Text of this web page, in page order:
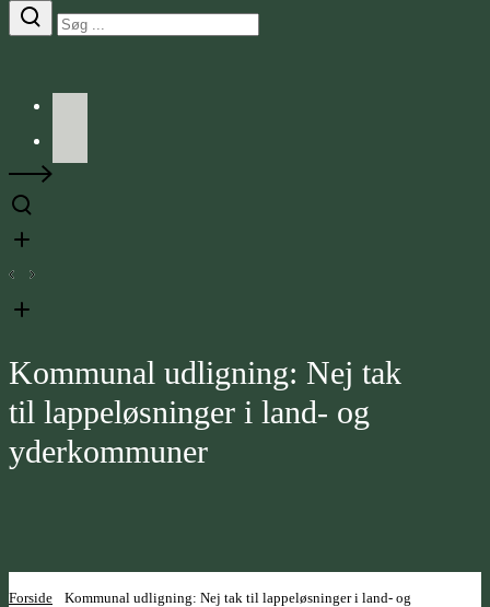
Kommunal udligning: Nej tak
til lappeløsninger i land- og
yderkommuner
Forside
Kommunal udligning: Nej tak til lappeløsninger i land- og